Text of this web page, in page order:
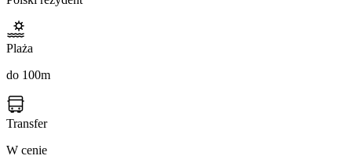
Plaża
do 100m
Transfer
W cenie